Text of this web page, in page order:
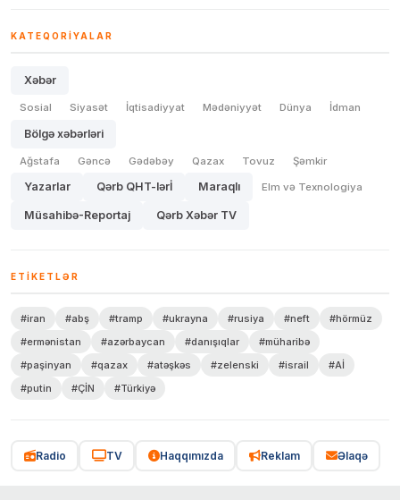
KATEQORIYALAR
Xəbər
Sosial Siyasət İqtisadiyyat Mədəniyyət Dünya İdman
Bölgə xəbərləri
Ağstafa Gəncə Gədəbəy Qazax Tovuz Şəmkir
Yazarlar Qərb QHT-lərİ Maraqlı Elm və Texnologiya
Müsahibə-Reportaj Qərb Xəbər TV
ETIKETLƏR
#iran #abş #tramp #ukrayna #rusiya #neft
#hörmüz
#ermənistan
#azərbaycan #danışıqlar
#müharibə
#paşinyan
#qazax #atəşkəs #zelenski #israil
#Aİ
#putin
#ÇİN #Türkiyə
Radio TV Haqqımızda Reklam Əlaqə